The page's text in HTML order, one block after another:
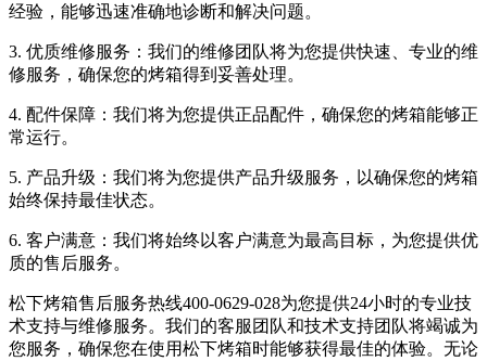
经验，能够迅速准确地诊断和解决问题。
3. 优质维修服务：我们的维修团队将为您提供快速、专业的维
修服务，确保您的烤箱得到妥善处理。
4. 配件保障：我们将为您提供正品配件，确保您的烤箱能够正
常运行。
5. 产品升级：我们将为您提供产品升级服务，以确保您的烤箱
始终保持最佳状态。
6. 客户满意：我们将始终以客户满意为最高目标，为您提供优
质的售后服务。
松下烤箱售后服务热线400-0629-028为您提供24小时的专业技
术支持与维修服务。我们的客服团队和技术支持团队将竭诚为
您服务，确保您在使用松下烤箱时能够获得最佳的体验。无论